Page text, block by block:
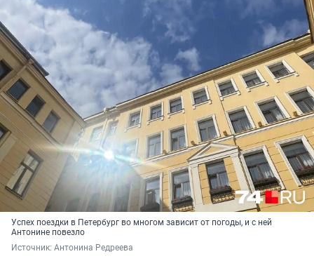
Успех поездки в Петербург во многом зависит от погоды, и с ней
Антонине повезло
Источник: Антонина Редреева